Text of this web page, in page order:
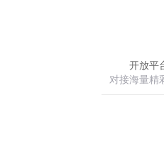
开放平
对接海量精